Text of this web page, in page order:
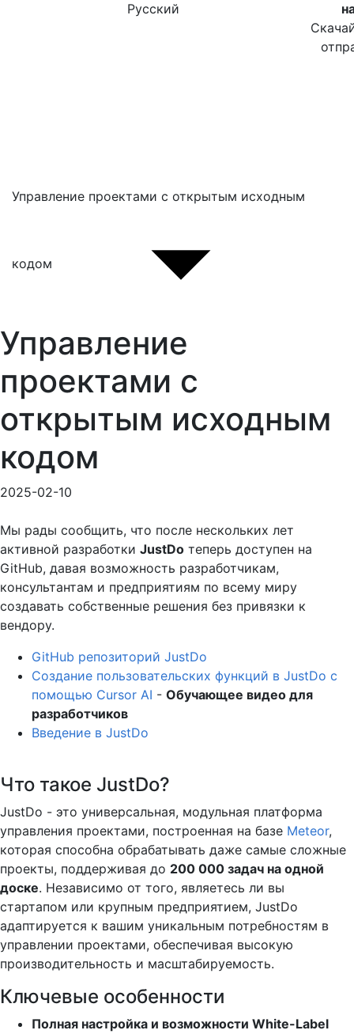
Русский
Управление проектами с открытым исходным
кодом
Управление
проектами с
открытым исходным
кодом
2025-02-10
Мы рады сообщить, что после нескольких лет
активной разработки JustDo теперь доступен на
GitHub, давая возможность разработчикам,
консультантам и предприятиям по всему миру
создавать собственные решения без привязки к
вендору.
GitHub репозиторий JustDo
Создание пользовательских функций в JustDo с
помощью Cursor AI - Обучающее видео для
разработчиков
Введение в JustDo
Что такое JustDo?
JustDo - это универсальная, модульная платформа
управления проектами, построенная на базе Meteor,
которая способна обрабатывать даже самые сложные
проекты, поддерживая до 200 000 задач на одной
доске. Независимо от того, являетесь ли вы
стартапом или крупным предприятием, JustDo
адаптируется к вашим уникальным потребностям в
управлении проектами, обеспечивая высокую
производительность и масштабируемость.
Ключевые особенности
Полная настройка и возможности White-Label